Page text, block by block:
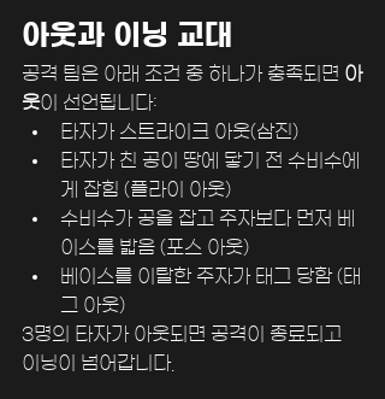
﻿아웃과 이닝 교대
공격 팀은 아래 조건 중 하나가 충족되면 아
웃이 선언됩니다:
타자가 스트라이크 아웃(삼진)
타자가 친 공이 땅에 닿기 전 수비수에
게 잡힘 (플라이 아웃)
수비수가 공을 잡고 주자보다 먼저 베
이스를 밟음 (포스 아웃)
베이스를 이탈한 주자가 태그 당함 (태
그 아웃)
3명의 타자가 아웃되면 공격이 종료되고
이닝이 넘어갑니다.